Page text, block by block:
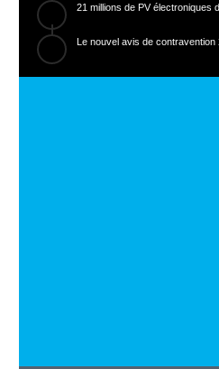
21 millions de PV électroniques
Le nouvel avis de contravention